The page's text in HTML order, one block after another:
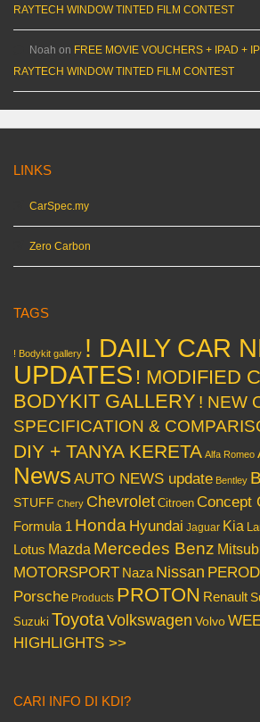
RAYTECH WINDOW TINTED FILM CONTEST
Noah on FREE MOVIE VOUCHERS + IPAD +
RAYTECH WINDOW TINTED FILM CONTEST
LINKS
CarSpec.my
Zero Carbon
TAGS
! Bodykit gallery ! DAILY CAR
UPDATES ! MODIFIED
BODYKIT GALLERY ! NEW
SPECIFICATION &
DIY + TANYA KERETA Alfa Romeo
News AUTO NEWS update Bentley
STUFF Chery Chevrolet Citroen Concept
Formula 1 Honda Hyundai Jaguar Kia
Lotus Mazda Mercedes Benz
MOTORSPORT Naza Nissan
Porsche Products PROTON Renault
Suzuki ToyotaVolkswagen Volvo
HIGHLIGHTS >>
CARI INFO DI KDI?